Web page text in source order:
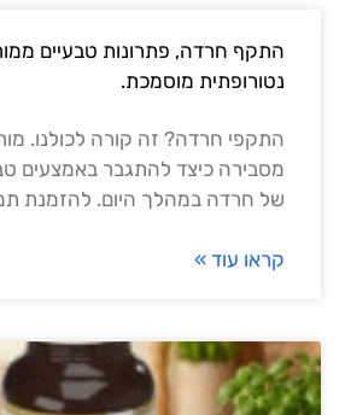
התקף חרדה, פתרונות טבעיים
נטורופתית מוסמכת.
התקפי חרדה? זה קורה לכולנו.
מסבירה כיצד להתגבר באמצעים
של חרדה במהלך היום. להזמנת
קראו עוד »